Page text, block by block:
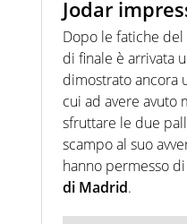
Jodar
Dopo le fatiche
di finale è arrivata
dimostrato ancora
cui ad avere avuto
sfruttare le due
scampo al suo
hanno permesso
di Madrid.